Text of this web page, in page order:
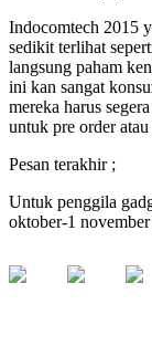
Indocomtech 2015
sedikit terlihat
langsung paham
ini kan sangat
mereka harus
untuk pre order
Pesan terakhir ;
Untuk penggila
oktober-1